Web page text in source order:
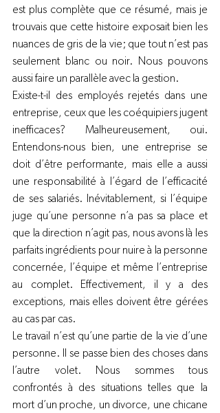
est plus complète que ce résumé, mais je
trouvais que cette histoire exposait bien les
nuances de gris de la vie; que tout n’est pas
seulement blanc ou noir. Nous pouvons
aussi faire un parallèle avec la gestion.
Existe-t-il des employés rejetés dans une
entreprise, ceux que les coéquipiers jugent
inefficaces? Malheureusement, oui.
Entendons-nous bien, une entreprise se
doit d’être performante, mais elle a aussi
une responsabilité à l’égard de l’efficacité
de ses salariés. Inévitablement, si l’équipe
juge qu’une personne n’a pas sa place et
que la direction n’agit pas, nous avons là les
parfaits ingrédients pour nuire à la personne
concernée, l’équipe et même l’entreprise
au complet. Effectivement, il y a des
exceptions, mais elles doivent être gérées
au cas par cas.
Le travail n’est qu’une partie de la vie d’une
personne. Il se passe bien des choses dans
l’autre volet. Nous sommes tous
confrontés à des situations telles que la
mort d’un proche, un divorce, une chicane